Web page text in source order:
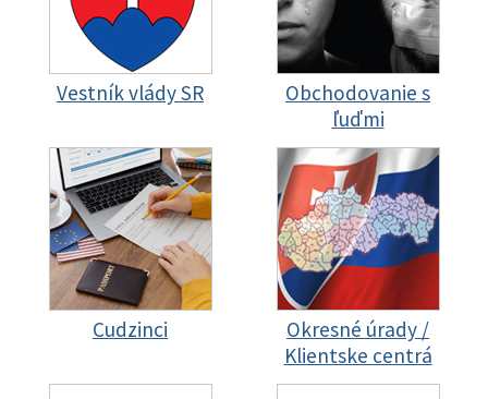
Vestník vlády SR
Obchodovanie s
ľuďmi
Cudzinci
Okresné úrady /
Klientske centrá